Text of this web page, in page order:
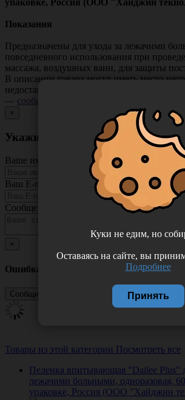
Показания
Предназначены для ухода за лежачими
повседневного использования при
массажа, воздушных ванн, для защиты
В описании товара могут иметь место
недостающая информация. Если вы
— сообщите нам
×
Укажите неточность в описании
Ваше имя
Ваш E-mail
Сообщение
×
Ошибка
Товары из этой категории Посмотреть все
Пеленка впитывающая "Dailee Plus"
лежачими больными, одноразовая,
упаковке, Россия (ООО "Хайджин
Куки не едим, но
Оставаясь на сайте, вы
Подробнее
Принять